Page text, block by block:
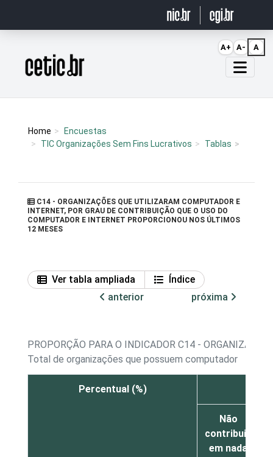
Página inicial
Home
Encuestas
TIC Organizações Sem Fins Lucrativos
Tablas
C14 - ORGANIZAÇÕES QUE UTILIZARAM COMPUTADOR E
INTERNET, POR GRAU DE CONTRIBUIÇÃO QUE O USO DO
COMPUTADOR E INTERNET PROPORCIONOU NOS ÚLTIMOS
12 MESES
Ver tabla ampliada
Índice
anterior
próxima
PROPORÇÃO PARA O INDICADOR C14 -
Total de organizações que possuem computador
Percentual (%)
Não
contribuiu
em nada
A+ A- A